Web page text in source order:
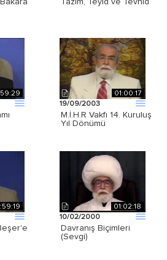
Tazim, Teyid ve Tevhid
01:00:17
19/09/2003
M.İ.H.R Vakfı 14. Kuruluş
Yıl Dönümü
01:02:18
10/02/2000
Davranış Biçimleri
(Sevgi)